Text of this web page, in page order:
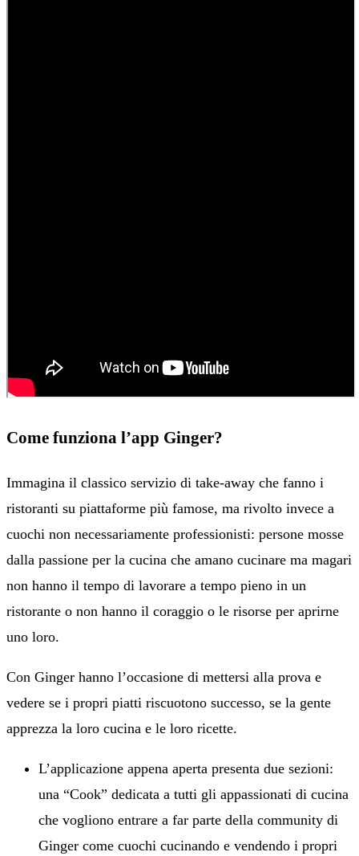
Come funziona l’app Ginger?
Immagina il classico servizio di take-away che fanno i
ristoranti su piattaforme più famose, ma rivolto invece a
cuochi non necessariamente professionisti: persone mosse
dalla passione per la cucina che amano cucinare ma magari
non hanno il tempo di lavorare a tempo pieno in un
ristorante o non hanno il coraggio o le risorse per aprirne
uno loro.
Con Ginger hanno l’occasione di mettersi alla prova e
vedere se i propri piatti riscuotono successo, se la gente
apprezza la loro cucina e le loro ricette.
L’applicazione appena aperta presenta due sezioni:
una “Cook” dedicata a tutti gli appassionati di cucina
che vogliono entrare a far parte della community di
Ginger come cuochi cucinando e vendendo i propri